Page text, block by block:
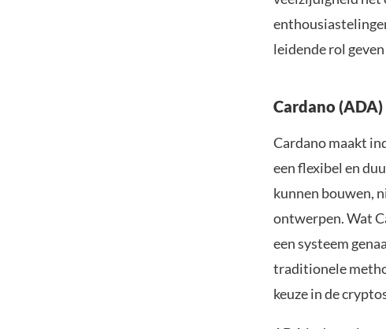
leidende rol
Cardano (ADA)
Cardano maakt
een flexibel en
kunnen bouwen,
ontwerpen. Wat
een systeem
traditionele
keuze in de